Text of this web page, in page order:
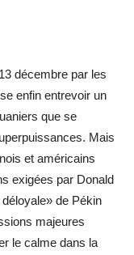
décembre par les
enfin entrevoir un
que se
Mais
et américains
exigées par Donald
de Pékin
majeures
le calme dans la